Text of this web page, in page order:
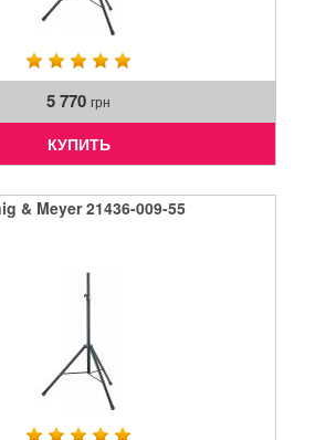
5 770 грн
КУПИТЬ
& Meyer 21436-009-55